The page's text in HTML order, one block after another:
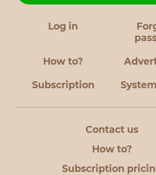
Log in
How to?
Subscription
Contact us
How to?
Subscription